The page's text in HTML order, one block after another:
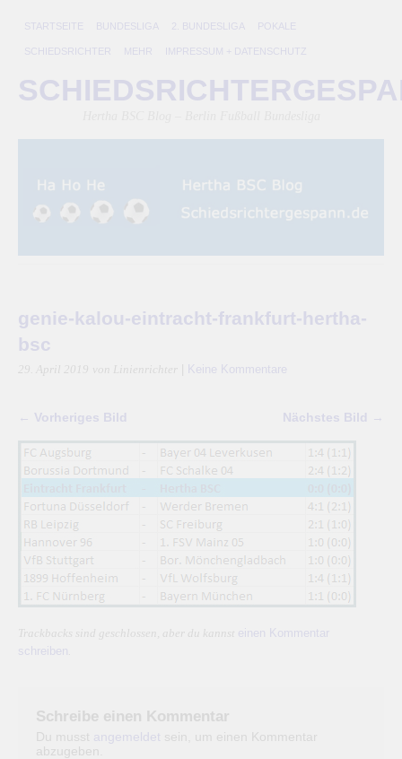
STARTSEITE BUNDESLIGA 2. BUNDESLIGA POKALE
SCHIEDSRICHTER MEHR IMPRESSUM + DATENSCHUTZ
genie-kalou-eintracht-frankfurt-hertha-
bsc
29. April 2019 von Linienrichter Keine Kommentare
← Vorheriges Bild Nächstes Bild →
Trackbacks sind geschlossen, aber du kannst einen Kommentar
schreiben
Schreibe einen Kommentar
Du musst angemeldet sein, um einen Kommentar
abzugeben.